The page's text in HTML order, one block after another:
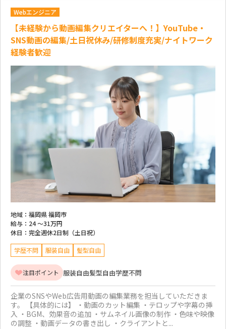
Webエンジニア
【未経験から動画編集クリエイターへ！】YouTube・
SNS動画の編集/土日祝休み/研修制度充実/ナイトワーク
経験者歓迎
地域： 福岡県 福岡市
給与： 24 ～31万円
休日： 完全週休2日制（土日祝）
学歴不問 服装自由 髪型自由
注目ポイント 服装自由髪型自由学歴不問
企業のSNSやWeb広告用動画の編集業務を担当していただきま
す。 【具体的には】 ・動画のカット編集 ・テロップや字幕の挿
入 ・BGM、効果音の追加 ・サムネイル画像の制作 ・色味や映像
の調整 ・動画データの書き出し ・クライアントと...